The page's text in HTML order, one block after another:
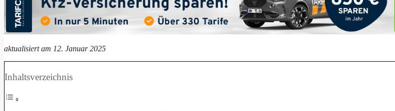
aktualisiert am 12. Januar 2025
Inhaltsverzeichnis